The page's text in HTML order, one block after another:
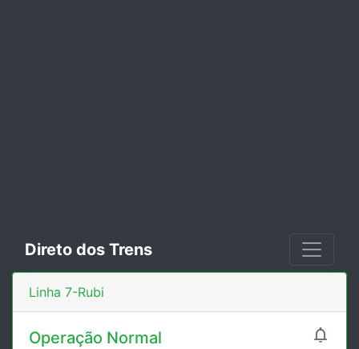
Direto dos Trens
Linha 7-Rubi

Operação Normal